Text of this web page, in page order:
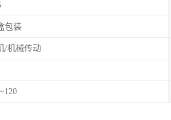
包装
/机械传动